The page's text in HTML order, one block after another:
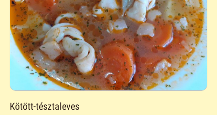
Kötött-tésztaleves